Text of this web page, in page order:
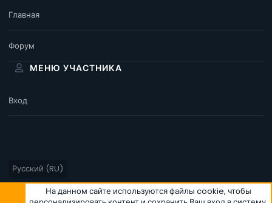
Главная
Форум
МЕНЮ УЧАСТНИКА
Вход
Русский (RU)
Условия и правила
Политика конфиденциальности
Помощь
На данном сайте используются файлы cookie, чтобы